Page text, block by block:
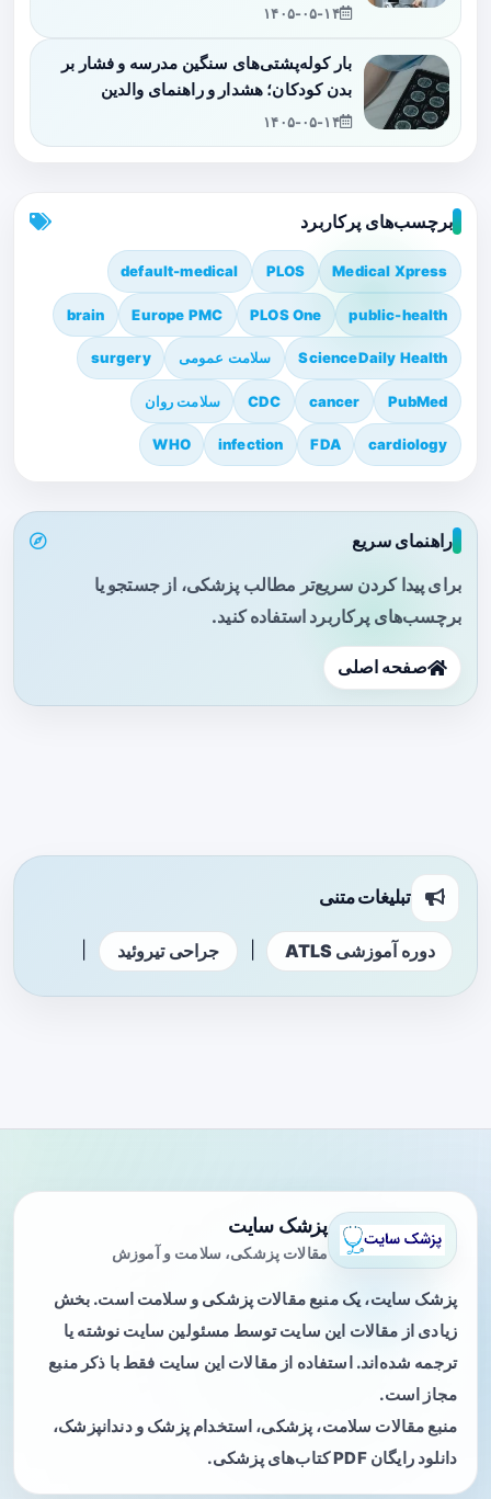
۱۴۰۵-۰۵-۱۴
بار کوله‌پشتی‌های سنگین مدرسه و فشار بر
بدن کودکان؛ هشدار و راهنمای والدین
۱۴۰۵-۰۵-۱۴
برچسب‌های پرکاربرد
Medical Xpress
PLOS
default-medical
public-health
PLOS One
Europe PMC
brain
ScienceDaily Health سلامت عمومی surgery
PubMed
cancer
CDC سلامت روان
cardiology
FDA
infection
WHO
راهنمای سریع
برای پیدا کردن سریع‌تر مطالب پزشکی، از جستجو یا
برچسب‌های پرکاربرد استفاده کنید.
صفحه اصلی
تبلیغات متنی
دوره آموزشی ATLS جراحی تیروئید
پزشک سایت
مقالات پزشکی، سلامت و آموزش
پزشک سایت، یک منبع مقالات پزشکی و سلامت است. بخش
زیادی از مقالات این سایت توسط مسئولین سایت نوشته یا
ترجمه شده‌اند. استفاده از مقالات این سایت فقط با ذکر منبع
مجاز است.
منبع مقالات سلامت، پزشکی، استخدام پزشک و دندانپزشک،
دانلود رایگان PDF کتاب‌های پزشکی.